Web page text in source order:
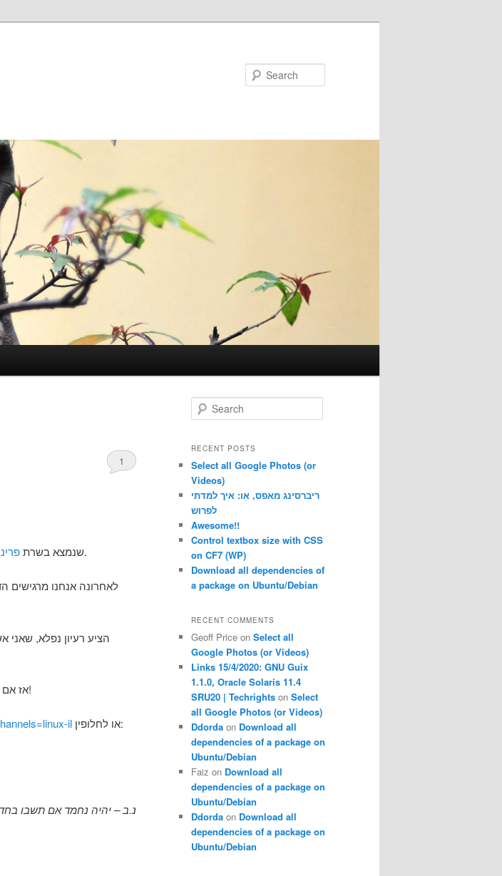
1
, שנמצא בשרת.
לאחרונה אנחנו מרגישים
אז אם יש לכם על מה לדבר, אל תפחדו לבוא, נשמח לשמוע (או לקרוא)!
il
נ.ב – יהיה נחמד אם תשבו
e
r
h
RECENT POSTS
Select all Google Photos (or
Videos)
ריברסינג מאפס, או: איך למדתי
לפרוש
Awesome!!
Control textbox size with CSS
on CF7 (WP)
Download all dependencies of
a package on Ubuntu/Debian
RECENT COMMENTS
Geoff Price on Select all
Google Photos (or Videos)
Links 15/4/2020: GNU Guix
1.1.0, Oracle Solaris 11.4
SRU20 | Techrights on Select
all Google Photos (or Videos)
Ddorda on Download all
dependencies of a package on
Ubuntu/Debian
Faiz on Download all
dependencies of a package on
Ubuntu/Debian
Ddorda on Download all
dependencies of a package on
Ubuntu/Debian